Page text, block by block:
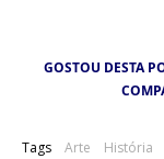
GOSTOU DESTA
Tags Arte História